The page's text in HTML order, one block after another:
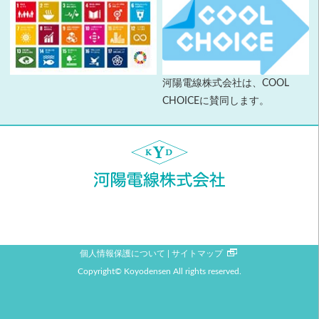
河陽電線株式会社は、COOL
CHOICEに賛同します。
個人情報保護について サイトマップ
Copyright© Koyodensen All rights reserved.